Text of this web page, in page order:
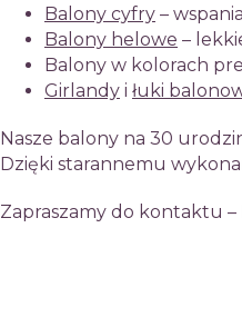
Balony cyfry –
Balony helowe –
Balony w kolorach
Girlandy i łuki
Nasze balony na 30
Dzięki starannemu
Zapraszamy do kontaktu